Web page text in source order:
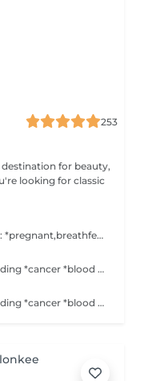
253
for beauty,
1 or 2 grains tattooed Contraindactions : *pregnant,breathfeeding *cancer *blood thinner A retouch isn't included in the price. No alcohol the day before. Post treatement : *during 1 week puting a cream, which you buy here.
Contraindactions : *pregnant,breathfeeding *cancer *blood thinner A retouch isn't included in the price. No alcohol the day before. Post treatement : *during 1 week puting a cream, which you buy here.
Contraindactions : *pregnant,breathfeeding *cancer *blood thinner A retouch isn't included in the price. No alcohol the day before. If you wish an local anaesthesia, you need a medical prescription ( this is a law ) to invoid allergies/reactions from the creams. The cream you have to buy it yourself in the pharmacy. Post treatement : *during 1 week puting a cream, which you buy here.